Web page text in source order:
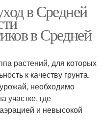
в Средней
в Средней
растений, для которых
к качеству грунта.
необходимо
участке, где
и невысокой